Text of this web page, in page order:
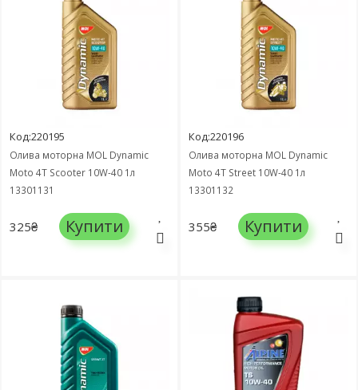
Код:220195
Олива моторна MOL Dynamic
Moto 4T Scooter 10W-40 1л
13301131
325₴ Купити
Код:220196
Олива моторна MOL Dynamic
Moto 4T Street 10W-40 1л
13301132
355₴ Купити